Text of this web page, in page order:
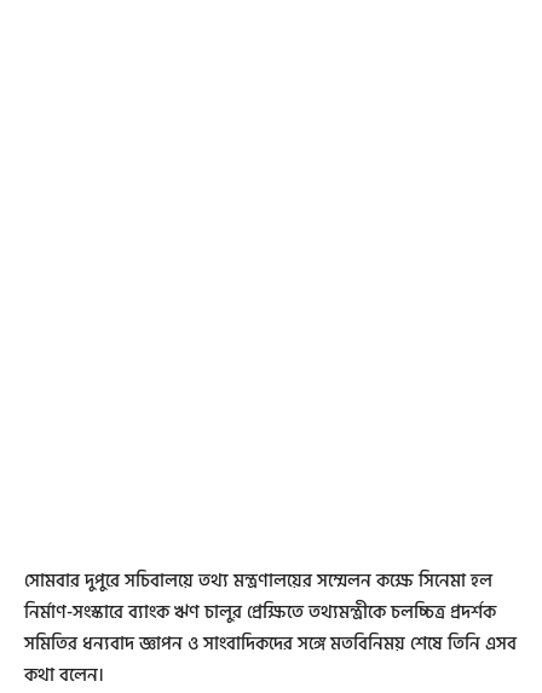
সোমবার দুপুরে সচিবালয়ে তথ্য মন্ত্রণালয়ের সম্মেলন কক্ষে সিনেমা হল
নির্মাণ-সংস্কারে ব্যাংক ঋণ চালুর প্রেক্ষিতে তথ্যমন্ত্রীকে চলচ্চিত্র প্রদর্শক
সমিতির ধন্যবাদ জ্ঞাপন ও সাংবাদিকদের সঙ্গে মতবিনিময় শেষে তিনি এসব
কথা বলেন।